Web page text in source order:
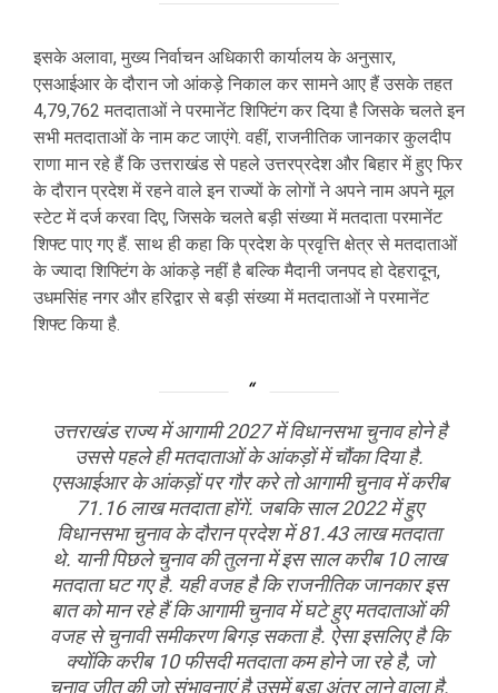
इसके अलावा, मुख्य निर्वाचन अधिकारी कार्यालय के अनुसार,
एसआईआर के दौरान जो आंकड़े निकाल कर सामने आए हैं उसके तहत
4,79,762 मतदाताओं ने परमानेंट शिफ्टिंग कर दिया है जिसके चलते इन
सभी मतदाताओं के नाम कट जाएंगे. वहीं, राजनीतिक जानकार कुलदीप
राणा मान रहे हैं कि उत्तराखंड से पहले उत्तरप्रदेश और बिहार में हुए फिर
के दौरान प्रदेश में रहने वाले इन राज्यों के लोगों ने अपने नाम अपने मूल
स्टेट में दर्ज करवा दिए, जिसके चलते बड़ी संख्या में मतदाता परमानेंट
शिफ्ट पाए गए हैं. साथ ही कहा कि प्रदेश के प्रवृत्ति क्षेत्र से मतदाताओं
के ज्यादा शिफ्टिंग के आंकड़े नहीं है बल्कि मैदानी जनपद हो देहरादून,
उधमसिंह नगर और हरिद्वार से बड़ी संख्या में मतदाताओं ने परमानेंट
शिफ्ट किया है.
उत्तराखंड राज्य में आगामी 2027 में विधानसभा चुनाव होने है
उससे पहले ही मतदाताओं के आंकड़ों में चौंका दिया है.
एसआईआर के आंकड़ों पर गौर करे तो आगामी चुनाव में करीब
71.16 लाख मतदाता होंगें. जबकि साल 2022 में हुए
विधानसभा चुनाव के दौरान प्रदेश में 81.43 लाख मतदाता
थे. यानी पिछले चुनाव की तुलना में इस साल करीब 10 लाख
मतदाता घट गए है. यही वजह है कि राजनीतिक जानकार इस
बात को मान रहे हैं कि आगामी चुनाव में घटे हुए मतदाताओं की
वजह से चुनावी समीकरण बिगड़ सकता है. ऐसा इसलिए है कि
क्योंकि करीब 10 फीसदी मतदाता कम होने जा रहे है, जो
चुनाव जीत की जो संभावनाएं है उसमें बड़ा अंतर लाने वाला है.